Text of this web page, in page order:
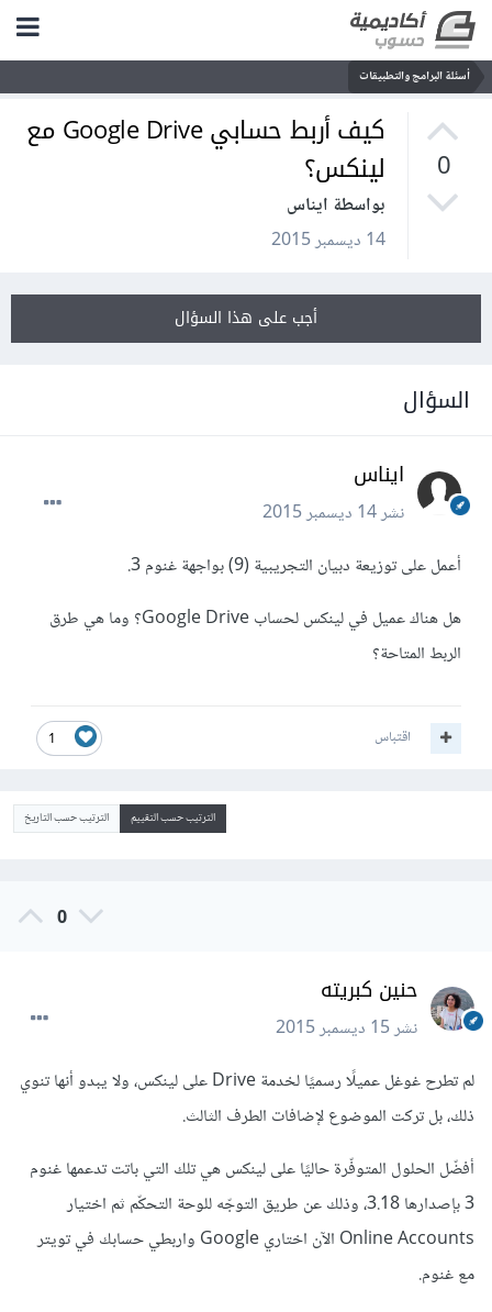
أسئلة البرامج والتطبيقات
0
كيف أربط حسابي Google Drive مع
لينكس؟
بواسطة ايناس
14 ديسمبر 2015
أجب على هذا السؤال
السؤال
ايناس
نشر14 ديسمبر 2015
أعمل على توزيعة دبيان التجريبية (9) بواجهة غنوم 3.
هل هناك عميل في لينكس لحساب Google Drive؟ وما هي طرق
الربط المتاحة؟
1 اقتباس
الترتيب حسب التقييم الترتيب حسب التاريخ
0
حنين كبريته
نشر15 ديسمبر 2015
لم تطرح غوغل عميلًا رسميًا لخدمة Drive على لينكس، ولا يبدو أنها تنوي
ذلك، بل تركت الموضوع لإضافات الطرف الثالث.
أفضّل الحلول المتوفّرة حاليًا على لينكس هي تلك التي باتت تدعمها غنوم
3 بإصدارها 3.18، وذلك عن طريق التوجّه للوحة التحكّم ثم اختيار
Online Accounts الآن اختاري Google واربطي حسابك في تويتر
مع غنوم.